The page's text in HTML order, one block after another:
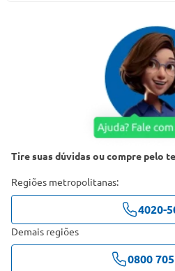
Tire suas dúvidas ou compre pelo
Regiões metropolitanas:
4020-
Demais regiões
0800